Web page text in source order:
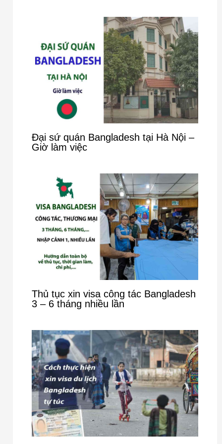
Đại sứ quán Bangladesh tại Hà Nội –
Giờ làm việc
Thủ tục xin visa công tác Bangladesh
3 – 6 tháng nhiều lần